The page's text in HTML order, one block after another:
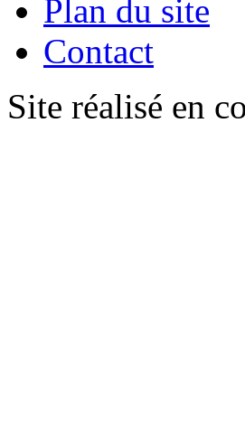
Plan du site
Contact
Site réalisé en